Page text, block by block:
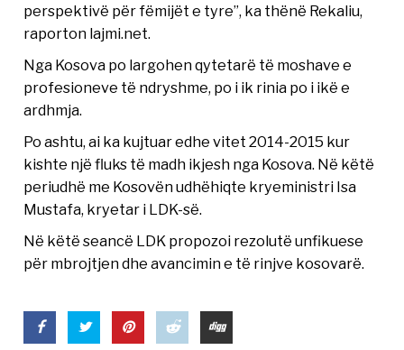
perspektivë për fëmijët e tyre”, ka thënë Rekaliu,
raporton lajmi.net.
Nga Kosova po largohen qytetarë të moshave e
profesioneve të ndryshme, po i ik rinia po i ikë e
ardhmja.
Po ashtu, ai ka kujtuar edhe vitet 2014-2015 kur
kishte një fluks të madh ikjesh nga Kosova. Në këtë
periudhë me Kosovën udhëhiqte kryeministri Isa
Mustafa, kryetar i LDK-së.
Në këtë seancë LDK propozoi rezolutë unfikuese
për mbrojtjen dhe avancimin e të rinjve kosovarë.